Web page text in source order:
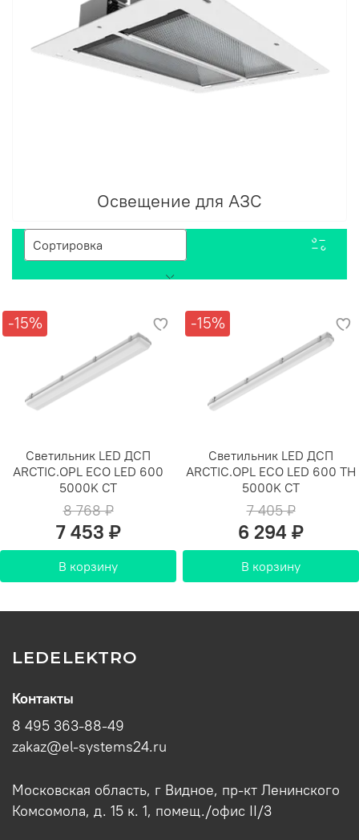
Освещение для АЗС
-15%
Светильник LED ДСП
ARCTIC.OPL ECO LED 600
5000K СТ
8 768 ₽
7 453 ₽
В корзину
-15%
Светильник LED ДСП
ARCTIC.OPL ECO LED 600 TH
5000K СТ
7 405 ₽
6 294 ₽
В корзину
LEDELEKTRO
Контакты
8 495 363-88-49
zakaz@el-systems24.ru
Московская область, г Видное, пр-кт Ленинского
Комсомола, д. 15 к. 1, помещ./офис II/3